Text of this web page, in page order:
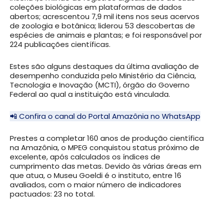
coleções biológicas em plataformas de dados
abertos; acrescentou 7,9 mil itens nos seus acervos
de zoologia e botânica; liderou 53 descobertas de
espécies de animais e plantas; e foi responsável por
224 publicações científicas.
Estes são alguns destaques da última avaliação de
desempenho conduzida pelo Ministério da Ciência,
Tecnologia e Inovação (MCTI), órgão do Governo
Federal ao qual a instituição está vinculada.
📲 Confira o canal do Portal Amazônia no WhatsApp
Prestes a completar 160 anos de produção científica
na Amazônia, o MPEG conquistou status próximo de
excelente, após calculados os índices de
cumprimento das metas. Devido às várias áreas em
que atua, o Museu Goeldi é o instituto, entre 16
avaliados, com o maior número de indicadores
pactuados: 23 no total.